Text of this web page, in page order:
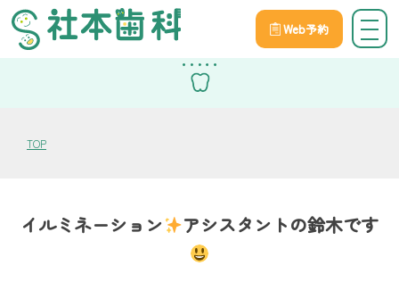
Web予約
スタッフブログ
TOP
イルミネーション アシスタントの鈴木です